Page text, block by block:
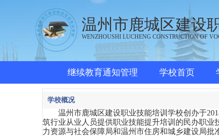
温州市鹿城区建设
WENZHOUSHI LUCHENG CONSTRUCTION OF
继续教育通知管理 学校首页
学校概况
温州市鹿城区建设职业技能培训学校创办于
筑行业从业人员提供职业技能提升培训的民办职业
力资源与社会保障局和温州市住房和城乡建设局批